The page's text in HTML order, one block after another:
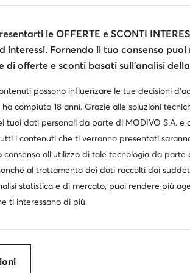
extra -15% Codice: SUMMER
Versablast 4 1012B775 · Scarpe running
attuale
€
regolare79,99 € -10%
extra -15%
Occasione
Reebok
Prezzo attuale
78,99€
Prezzo regolare86,95 €
Prezzo più basso
86,95 €
le OFFERTE e SCONTI
interessi. Fornendo il tuo consenso
di offerte e sconti basati sull’analisi
possono influenzare le tue decisioni
compiuto 18 anni. Grazie alle soluzioni
tuoi dati personali da parte di MODIVO S.A. e
i contenuti che ti verranno presentati
consenso all’utilizzo di tale tecnologia da parte
al trattamento dei dati raccolti dai
statistica e di mercato, puoi rendere più
ti interessano di più.